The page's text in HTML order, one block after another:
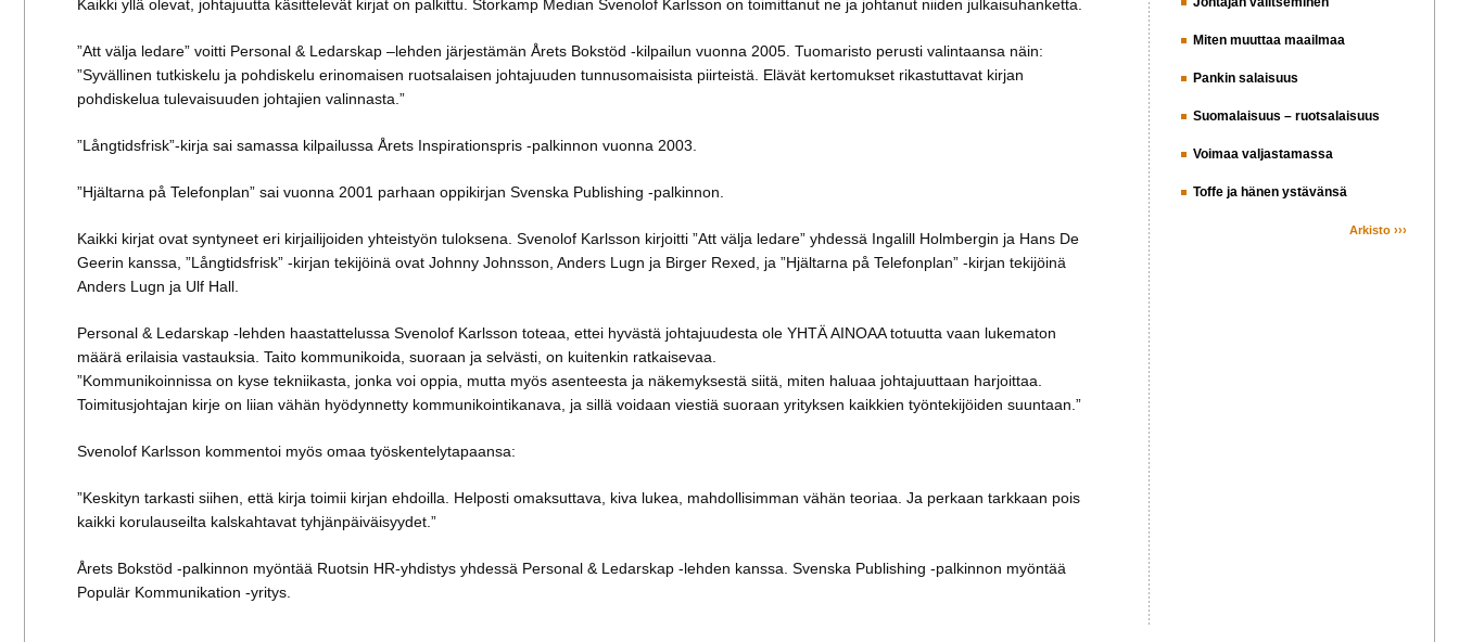
Kaikki yllä olevat, johtajuutta käsittelevät kirjat on palkittu. Storkamp Median Svenolof Karlsson on toimittanut ne ja johtanut niiden julkaisuhanketta.
”Att välja ledare” voitti Personal & Ledarskap –lehden järjestämän Årets Bokstöd -kilpailun vuonna 2005. Tuomaristo perusti valintaansa näin:
”Syvällinen tutkiskelu ja pohdiskelu erinomaisen ruotsalaisen johtajuuden tunnusomaisista piirteistä. Elävät kertomukset rikastuttavat kirjan
pohdiskelua tulevaisuuden johtajien valinnasta.”
”Långtidsfrisk”-kirja sai samassa kilpailussa Årets Inspirationspris -palkinnon vuonna 2003.
”Hjältarna på Telefonplan” sai vuonna 2001 parhaan oppikirjan Svenska Publishing -palkinnon.
Kaikki kirjat ovat syntyneet eri kirjailijoiden yhteistyön tuloksena. Svenolof Karlsson kirjoitti ”Att välja ledare” yhdessä Ingalill Holmbergin ja Hans De
Geerin kanssa, ”Långtidsfrisk” -kirjan tekijöinä ovat Johnny Johnsson, Anders Lugn ja Birger Rexed, ja ”Hjältarna på Telefonplan” -kirjan tekijöinä
Anders Lugn ja Ulf Hall.
Personal & Ledarskap -lehden haastattelussa Svenolof Karlsson toteaa, ettei hyvästä johtajuudesta ole YHTÄ AINOAA totuutta vaan lukematon
määrä erilaisia vastauksia. Taito kommunikoida, suoraan ja selvästi, on kuitenkin ratkaisevaa.
”Kommunikoinnissa on kyse tekniikasta, jonka voi oppia, mutta myös asenteesta ja näkemyksestä siitä, miten haluaa johtajuuttaan harjoittaa.
Toimitusjohtajan kirje on liian vähän hyödynnetty kommunikointikanava, ja sillä voidaan viestiä suoraan yrityksen kaikkien työntekijöiden suuntaan.”
Svenolof Karlsson kommentoi myös omaa työskentelytapaansa:
”Keskityn tarkasti siihen, että kirja toimii kirjan ehdoilla. Helposti omaksuttava, kiva lukea, mahdollisimman vähän teoriaa. Ja perkaan tarkkaan pois
kaikki korulauseilta kalskahtavat tyhjänpäiväisyydet.”
Årets Bokstöd -palkinnon myöntää Ruotsin HR-yhdistys yhdessä Personal & Ledarskap -lehden kanssa. Svenska Publishing -palkinnon myöntää
Populär Kommunikation -yritys.
Miten muuttaa maailmaa
Pankin salaisuus
Suomalaisuus – ruotsalaisuus
Voimaa valjastamassa
Toffe ja hänen ystävänsä
Arkisto ›››